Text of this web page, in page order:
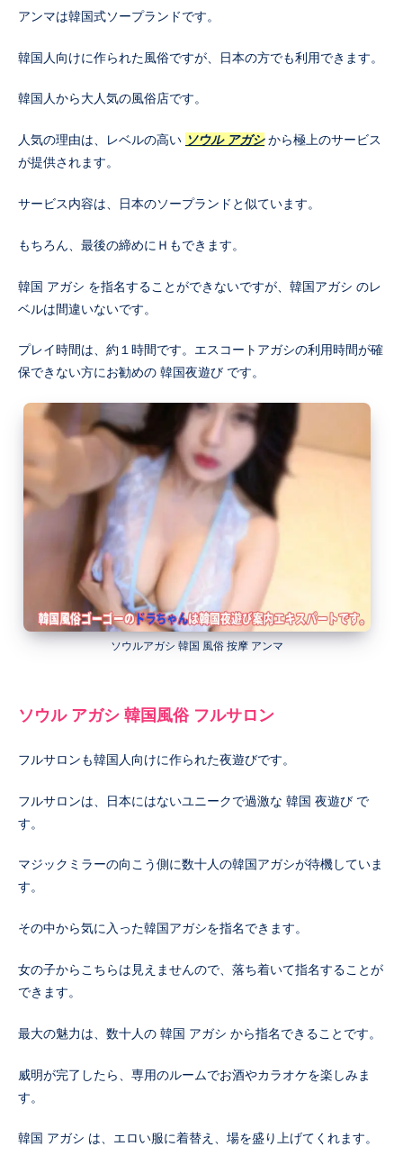
アンマは韓国式ソープランドです。
韓国人向けに作られた風俗ですが、日本の方でも利用できます。
韓国人から大人気の風俗店です。
人気の理由は、レベルの高い ソウル アガシから極上のサービス
が提供されます。
サービス内容は、日本のソープランドと似ています。
もちろん、最後の締めにＨもできます。
韓国 アガシ を指名することができないですが、韓国アガシ のレ
ベルは間違いないです。
プレイ時間は、約１時間です。エスコートアガシの利用時間が確
保できない方にお勧めの 韓国夜遊び です。
ソウルアガシ 韓国 風俗 按摩 アンマ
ソウル アガシ 韓国風俗 フルサロン
フルサロンも韓国人向けに作られた夜遊びです。
フルサロンは、日本にはないユニークで過激な 韓国 夜遊び で
す。
マジックミラーの向こう側に数十人の韓国アガシが待機していま
す。
その中から気に入った韓国アガシを指名できます。
女の子からこちらは見えませんので、落ち着いて指名することが
できます。
最大の魅力は、数十人の 韓国 アガシ から指名できることです。
威明が完了したら、専用のルームでお酒やカラオケを楽しみま
す。
韓国 アガシ は、エロい服に着替え、場を盛り上げてくれます。